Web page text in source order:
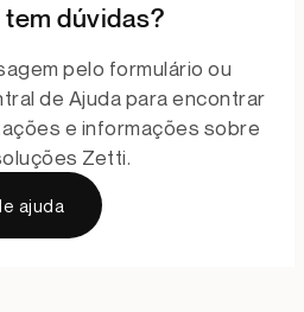
dúvidas?
pelo formulário ou
de Ajuda para encontrar
e informações sobre
Zetti.
ajuda